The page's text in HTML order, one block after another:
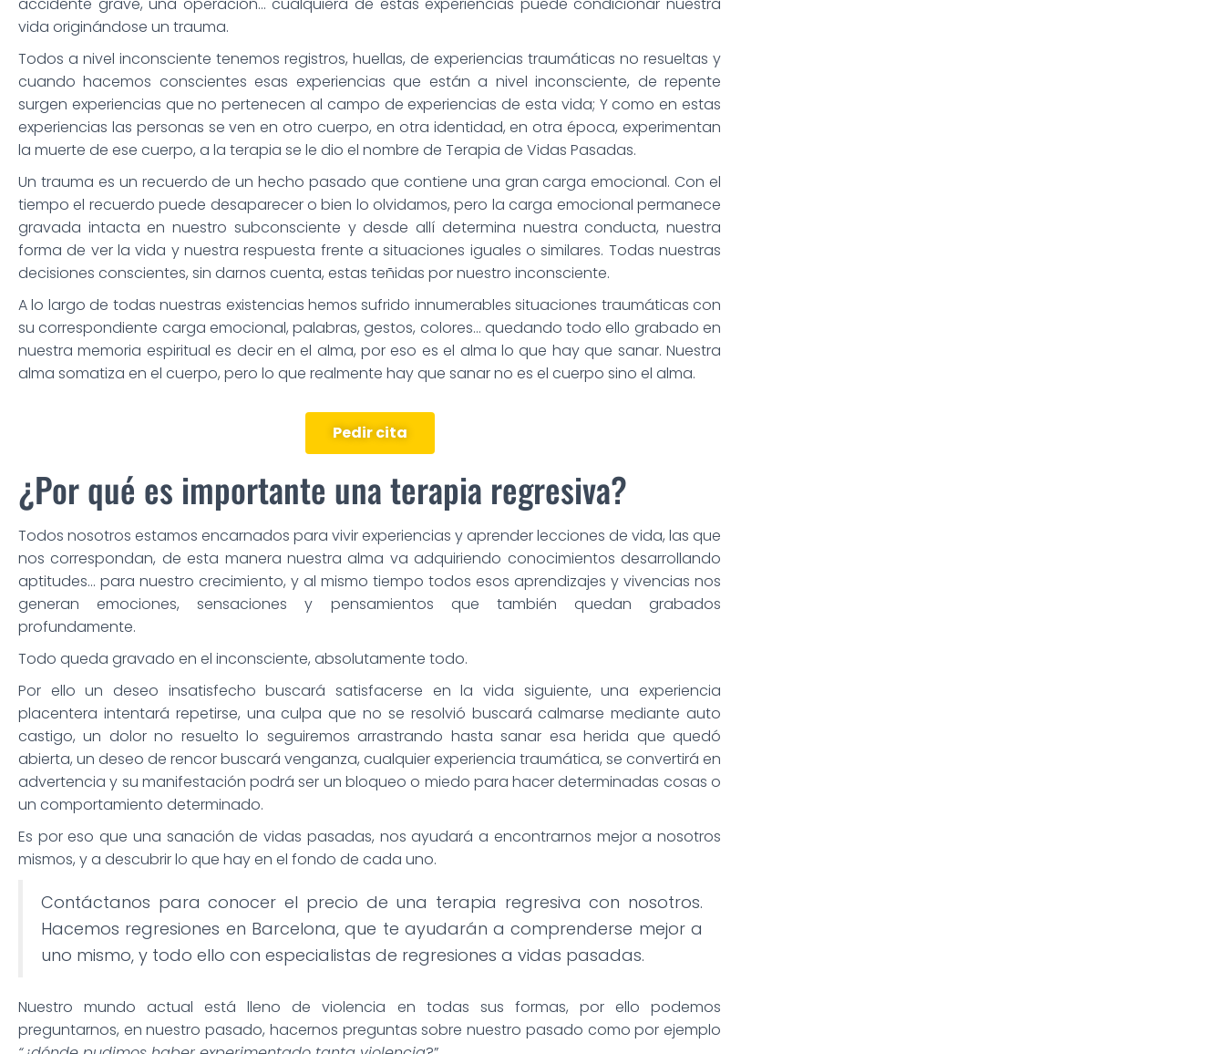
accidente grave, una operación… cualquiera de estas experiencias puede condicionar nuestra
vida originándose un trauma.
Todos a nivel inconsciente tenemos registros, huellas, de experiencias traumáticas no resueltas y
cuando hacemos conscientes esas experiencias que están a nivel inconsciente, de repente
surgen experiencias que no pertenecen al campo de experiencias de esta vida; Y como en estas
experiencias las personas se ven en otro cuerpo, en otra identidad, en otra época, experimentan
la muerte de ese cuerpo, a la terapia se le dio el nombre de Terapia de Vidas Pasadas.
Un trauma es un recuerdo de un hecho pasado que contiene una gran carga emocional. Con el
tiempo el recuerdo puede desaparecer o bien lo olvidamos, pero la carga emocional permanece
gravada intacta en nuestro subconsciente y desde allí determina nuestra conducta, nuestra
forma de ver la vida y nuestra respuesta frente a situaciones iguales o similares. Todas nuestras
decisiones conscientes, sin darnos cuenta, estas teñidas por nuestro inconsciente.
A lo largo de todas nuestras existencias hemos sufrido innumerables situaciones traumáticas con
su correspondiente carga emocional, palabras, gestos, colores… quedando todo ello grabado en
nuestra memoria espiritual es decir en el alma, por eso es el alma lo que hay que sanar. Nuestra
alma somatiza en el cuerpo, pero lo que realmente hay que sanar no es el cuerpo sino el alma.
Pedir cita
¿Por qué es importante una terapia regresiva?
Todos nosotros estamos encarnados para vivir experiencias y aprender lecciones de vida, las que
nos correspondan, de esta manera nuestra alma va adquiriendo conocimientos desarrollando
aptitudes… para nuestro crecimiento, y al mismo tiempo todos esos aprendizajes y vivencias nos
generan emociones, sensaciones y pensamientos que también quedan grabados
profundamente.
Todo queda gravado en el inconsciente, absolutamente todo.
Por ello un deseo insatisfecho buscará satisfacerse en la vida siguiente, una experiencia
placentera intentará repetirse, una culpa que no se resolvió buscará calmarse mediante auto
castigo, un dolor no resuelto lo seguiremos arrastrando hasta sanar esa herida que quedó
abierta, un deseo de rencor buscará venganza, cualquier experiencia traumática, se convertirá en
advertencia y su manifestación podrá ser un bloqueo o miedo para hacer determinadas cosas o
un comportamiento determinado.
Es por eso que una sanación de vidas pasadas, nos ayudará a encontrarnos mejor a nosotros
mismos, y a descubrir lo que hay en el fondo de cada uno.
Contáctanos para conocer el precio de una terapia regresiva con nosotros.
Hacemos regresiones en Barcelona, que te ayudarán a comprenderse mejor a
uno mismo, y todo ello con especialistas de regresiones a vidas pasadas.
Nuestro mundo actual está lleno de violencia en todas sus formas, por ello podemos
preguntarnos, en nuestro pasado, hacernos preguntas sobre nuestro pasado como por ejemplo